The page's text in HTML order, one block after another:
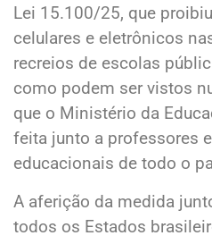
Lei 15.100/25, que
celulares e eletrônicos
recreios de escolas
como podem ser vistos
que o Ministério da
feita junto a professores
educacionais de todo o
A aferição da medida
todos os Estados